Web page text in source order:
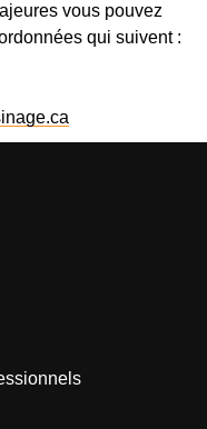
vous pouvez
qui suivent :